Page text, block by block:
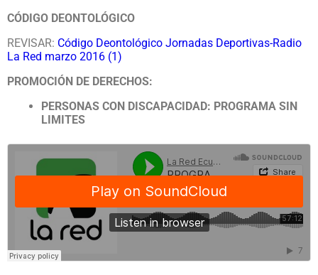
CÓDIGO DEONTOLÓGICO
REVISAR: Código Deontológico Jornadas Deportivas-Radio
La Red marzo 2016 (1)
PROMOCIÓN DE DERECHOS:
PERSONAS CON DISCAPACIDAD: PROGRAMA SIN
LIMITES